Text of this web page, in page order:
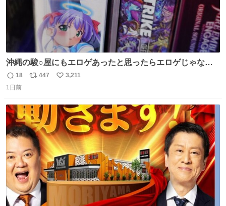
沖縄の駿○屋にもエロゲあったと思ったらエロゲじゃなか
った
返
信
18
リ
ト
数
447
い
数
3,211
1日前